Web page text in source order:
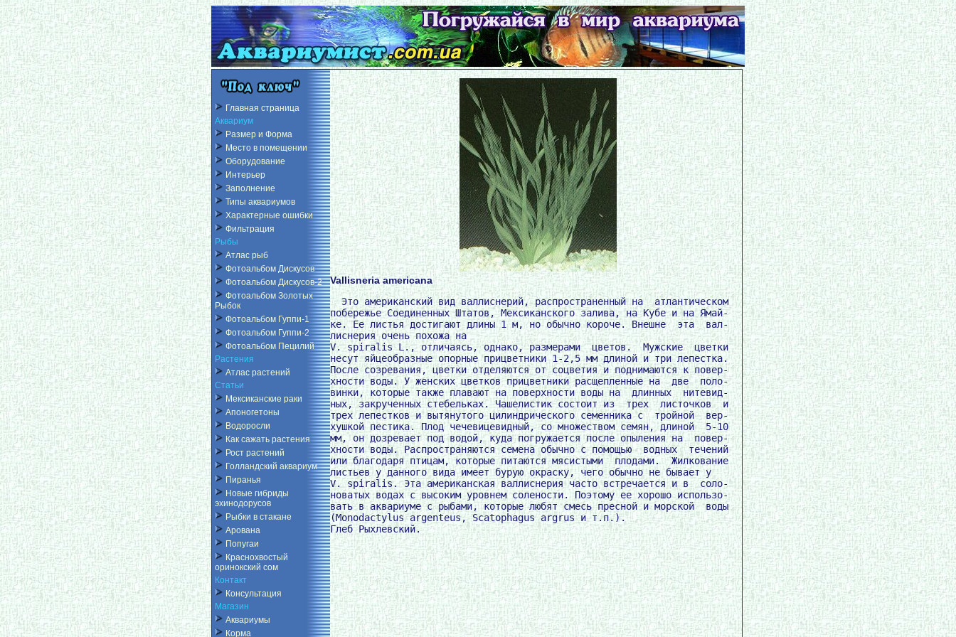
Главная страница
Аквариум
Размер и Форма
Место в помещении
Оборудование
Интерьер
Заполнение
Типы аквариумов
Характерные ошибки
Фильтрация
Рыбы
Атлас рыб
Фотоальбом Дискусов
Фотоальбом Дискусов-2
Фотоальбом Золотых
Рыбок
Фотоальбом Гуппи-1
Фотоальбом Гуппи-2
Фотоальбом Пецилий
Растения
Атлас растений
Статьи
Мексиканские раки
Апоногетоны
Водоросли
Как сажать растения
Рост растений
Голландский аквариум
Пиранья
Новые гибриды
эхинодорусов
Рыбки в стакане
Арована
Попугаи
Краснохвостый
оринокский сом
Контакт
Консультация
Магазин
Аквариумы
Корма
Vallisneria americana
  Это американский вид валлиснерий, распространенный на  атлантическом
побережье Соединенных Штатов, Мексиканского залива, на Кубе и на Ямай-
ке. Ее листья достигают длины 1 м, но обычно короче. Внешне  эта  вал-
лиснерия очень похожа на
V. spiralis L., отличаясь, однако, размерами  цветов.  Мужские  цветки
несут яйцеобразные опорные прицветники 1-2,5 мм длиной и три лепестка.
После созревания, цветки отделяются от соцветия и поднимаются к повер-
хности воды. У женских цветков прицветники расщепленные на  две  поло-
винки, которые также плавают на поверхности воды на  длинных  нитевид-
ных, закрученных стебельках. Чашелистик состоит из  трех  листочков  и
трех лепестков и вытянутого цилиндрического семенника с  тройной  вер-
хушкой пестика. Плод чечевицевидный, со множеством семян, длиной  5-10
мм, он дозревает под водой, куда погружается после опыления на  повер-
хности воды. Распространяются семена обычно с помощью  водных  течений
или благодаря птицам, которые питаются мясистыми  плодами.  Жилкование
листьев у данного вида имеет бурую окраску, чего обычно не бывает у
V. spiralis. Эта американская валлиснерия часто встречается и в  соло-
новатых водах с высоким уровнем солености. Поэтому ее хорошо использо-
вать в аквариуме с рыбами, которые любят смесь пресной и морской  воды
(Monodactylus argenteus, Scatophagus argrus и т.п.).